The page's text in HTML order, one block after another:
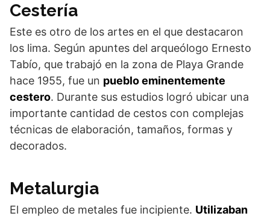
Cestería
Este es otro de los artes en el que destacaron
los lima. Según apuntes del arqueólogo Ernesto
Tabío, que trabajó en la zona de Playa Grande
hace 1955, fue un pueblo eminentemente
cestero. Durante sus estudios logró ubicar una
importante cantidad de cestos con complejas
técnicas de elaboración, tamaños, formas y
decorados.
Metalurgia
El empleo de metales fue incipiente. Utilizaban